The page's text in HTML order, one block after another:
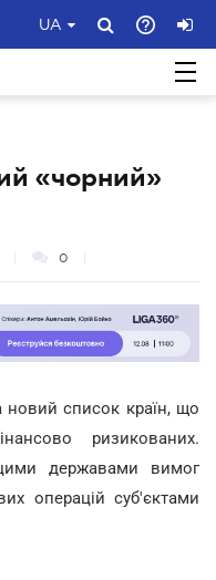
UA
«чорний»
0
новий список країн, що
ризикованих.
державами вимог
операцій суб'єктами